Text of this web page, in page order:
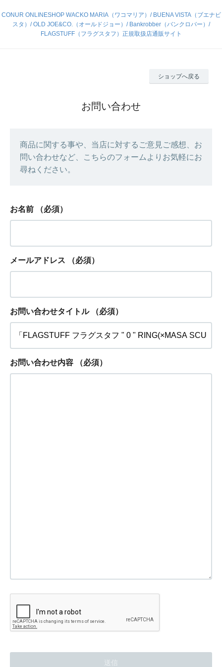
CONUR ONLINESHOP WACKO MARIA（ワコマリア）/ BUENA VISTA（ブエナビ
スタ）/ OLD JOE&CO.（オールドジョー）/ Bankrobber（バンクロバー）/
FLAGSTUFF（フラグスタフ）正規取扱店通販サイト
ショップへ戻る
お問い合わせ
商品に関する事や、当店に対するご意見ご感想、お
問い合わせなど、こちらのフォームよりお気軽にお
尋ねください。
お名前 （必須）
メールアドレス （必須）
お問い合わせタイトル （必須）
お問い合わせ内容 （必須）